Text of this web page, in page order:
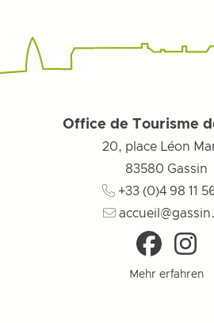
Office de Tourisme
20, place Léon
83580 Gassin
+33 (0)4 98 11
Mehr erfahren